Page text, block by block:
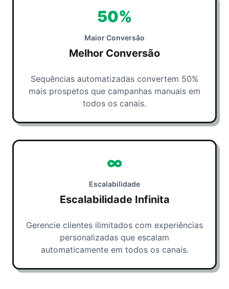
50%
Maior Conversão
Melhor Conversão
Sequências automatizadas convertem 50%
mais prospetos que campanhas manuais em
todos os canais.
∞
Escalabilidade
Escalabilidade Infinita
Gerencie clientes ilimitados com experiências
personalizadas que escalam
automaticamente em todos os canais.